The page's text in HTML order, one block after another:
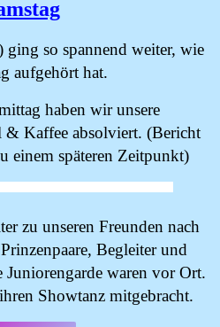
ging so spannend weiter, wie
aufgehört hat.
haben wir unsere
& Kaffee absolviert. (Bericht
einem späteren Zeitpunkt)
zu unseren Freunden nach
Begleiter und
waren vor Ort.
Showtanz mitgebracht.